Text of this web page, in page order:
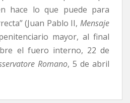
hace lo que puede para
(Juan Pablo II, Mensaje
mayor, al final
el fuero interno, 22 de
Romano, 5 de abril